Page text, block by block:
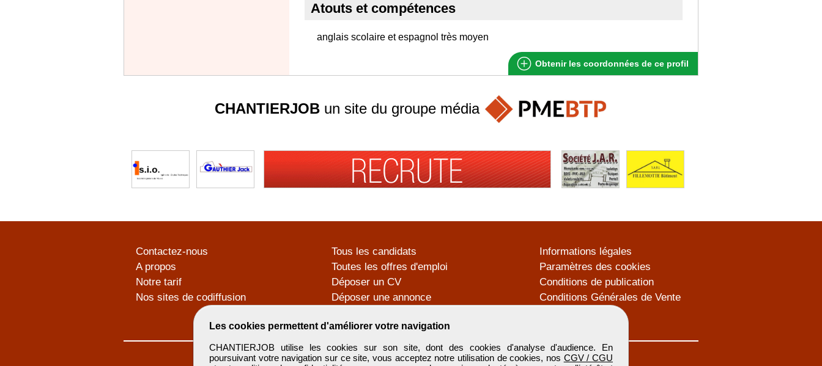
Atouts et compétences
anglais scolaire et espagnol très moyen
Obtenir les coordonnées de ce profil
Les cookies permettent d'améliorer votre navigation
CHANTIERJOB utilise les cookies sur son site, dont des cookies d'analyse d'audience. En
poursuivant votre navigation sur ce site, vous acceptez notre utilisation de cookies, nos CGV / CGU
CHANTIERJOBun site du groupe média
Contactez-nous
A propos
Notre tarif
Nos sites de codiffusion
Tous les candidats
Toutes les offres d'emploi
Déposer un CV
Déposer une annonce
Informations légales
Paramètres des cookies
Conditions de publication
Conditions Générales de Vente